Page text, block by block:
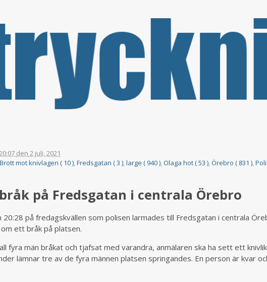
den 2 juli, 2021
Brott mot knivlagen ( 10 ),Fredsgatan ( 3 ),large ( 940 ),Olaga hot ( 53 ),Örebro ( 831 ),
på Fredsgatan i centrala Örebro
20:28 på fredagskvällen som polisen larmades till Fredsgatan i centrala
ett bråk på platsen.
fyra män bråkat och tjafsat med varandra, anmälaren ska ha sett ett
lämnar tre av de fyra männen platsen springandes. En person är kvar